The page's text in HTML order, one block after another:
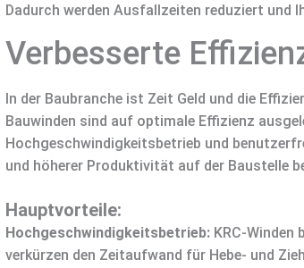
Dadurch werden Ausfallzeiten reduziert und
Verbesserte
In der Baubranche ist Zeit Geld und die
Bauwinden sind auf optimale Effizienz
Hochgeschwindigkeitsbetrieb und
und höherer Produktivität auf der Baustelle
Hauptvorteile:
Hochgeschwindigkeitsbetrieb:KRC-Winden
verkürzen den Zeitaufwand für Hebe- und